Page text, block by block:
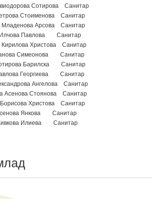
Сотирова Санитар
Стоименова Санитар
Младенова Арсова Санитар
Павлова Санитар
Кирилова Христова Санитар
Симеонова Санитар
Барилска Санитар
Георгиева Санитар
Ангелова Санитар
Асенова Стоянова Санитар
Борисова Христова Санитар
Янкова Санитар
Илиева Санитар